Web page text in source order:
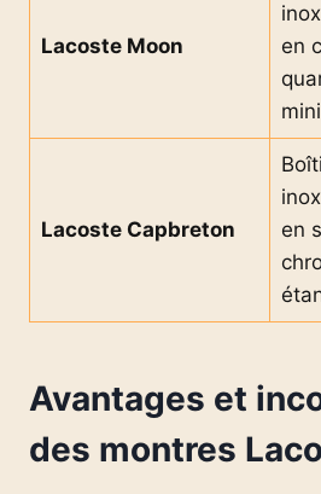
Lacoste Moon
en
Lacoste Capbreton
en
Avantages et
des montres